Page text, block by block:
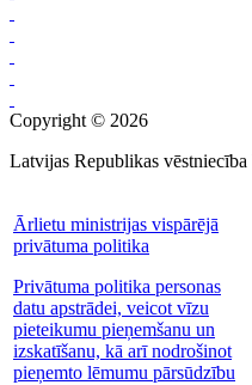
Copyright © 2026
Latvijas Republikas
Ārlietu ministrijas vispārējā
privātuma politika
Privātuma politika personas
datu apstrādei, veicot vīzu
pieteikumu pieņemšanu un
izskatīšanu, kā arī nodrošinot
pieņemto lēmumu pārsūdzību